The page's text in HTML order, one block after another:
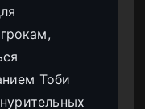
Тоби